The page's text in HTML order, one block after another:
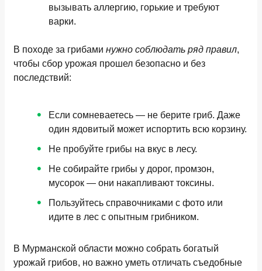
вызывать аллергию, горькие и требуют
варки.
В походе за грибами нужно соблюдать ряд правил,
чтобы сбор урожая прошел безопасно и без
последствий:
Если сомневаетесь — не берите гриб. Даже
один ядовитый может испортить всю корзину.
Не пробуйте грибы на вкус в лесу.
Не собирайте грибы у дорог, промзон,
мусорок — они накапливают токсины.
Пользуйтесь справочниками с фото или
идите в лес с опытным грибником.
В Мурманской области можно собрать богатый
урожай грибов, но важно уметь отличать съедобные